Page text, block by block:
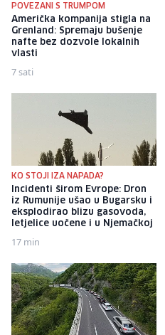
POVEZANI S TRUMPOM
Američka kompanija stigla na
Grenland: Spremaju bušenje
nafte bez dozvole lokalnih
vlasti
7 sati
KO STOJI IZA NAPADA?
Incidenti širom Evrope: Dron
iz Rumunije ušao u Bugarsku i
eksplodirao blizu gasovoda,
letjelice uočene i u Njemačkoj
17 min